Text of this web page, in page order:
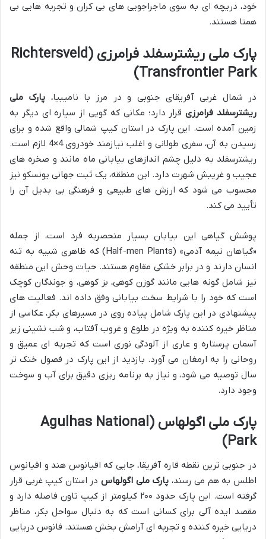
خود، دریچه ای به سوی ماجراجویی های بی کران و تجربه هایی بی
همتا هستند.
پارک ملی ریشترسفلد فرامرزی (Richtersveld
Transfrontier Park)
در شمال غربی آفریقای جنوبی و در مرز با نامیبیا، پارک ملی
ریشترسفلد فرامرزیقرار دارد؛ مکانی که گویی از سیاره ای دیگر به
زمین آمده است. این پارک در استان کیپ شمالی واقع شده و برای
رسیدن به آن، سفری طولانی و اغلب نیازمند خودروی 4×4 لازم است.
ریشترسفلد به دلیل چشم اندازهای بیابانی ماه مانند و صخره های
عجیب و غریبش شهرت دارد. این منطقه، یک ثبت جهانی یونسکو نیز
محسوب می شود که ارزش های طبیعی و فرهنگی بی بدیل آن را
تأیید می کند.
پوشش گیاهی این بیابان بسیار منحصربه فرد است، از جمله
«گیاهان نیمه آدمی» (Half-men Plants) که ظاهری شبیه به تنه
انسان دارند و در برابر خشکی مقاوم هستند. حیات وحش این منطقه
نیز شامل گونه هایی مانند گوزن کوهی، بز کوهی، و جوندگان کوچک
است که خود را با شرایط سخت بیابانی وفق داده اند. فعالیت های
پیشنهادی در این پارک شامل پیاده روی در مسیرهای بکر، عکاسی از
مناظر خیره کننده به ویژه در طلوع و غروب آفتاب، و شب نشینی زیر
آسمان پرستاره و عاری از آلودگی نوری است که تجربه ای عمیق و
روحانی را به ارمغان می آورد. بازدید از این پارک در فصول خنک تر
سال توصیه می شود، و نیاز به برنامه ریزی دقیق برای آب و سوخت
وجود دارد.
پارک ملی اگولهاس (Agulhas National
Park)
در جنوبی ترین نقطه قاره آفریقا، جایی که اقیانوس هند و اقیانوس
اطلس به هم می رسند، پارک ملی اگولهاس در استان کیپ غربی قرار
گرفته است. این پارک حدود ۲۰۰ کیلومتر از کیپ تاون فاصله دارد و
مقصد ایده آلی برای کسانی است که به دنبال سواحل بکر، مناظر
دریایی خیره کننده و تجربه ای آرامش بخش هستند. فانوس دریایی